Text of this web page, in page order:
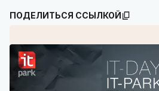
ПОДЕЛИТЬСЯ ССЫЛКОЙ